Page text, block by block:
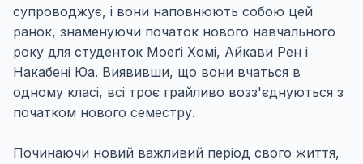
супроводжує, і вони наповнюють собою цей
ранок, знаменуючи початок нового навчального
року для студенток Моеґі Хомі, Айкави Рен і
Накабені Юа. Виявивши, що вони вчаться в
одному класі, всі троє грайливо возз'єднуються з
початком нового семестру.
Починаючи новий важливий період свого життя,